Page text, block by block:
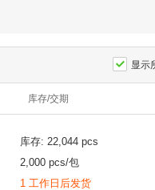
显示
库存/交期
库存: 22,044 pcs
2,000 pcs/包
1 工作日后发货